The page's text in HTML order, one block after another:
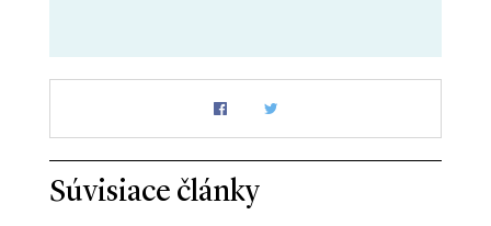
Súvisiace články